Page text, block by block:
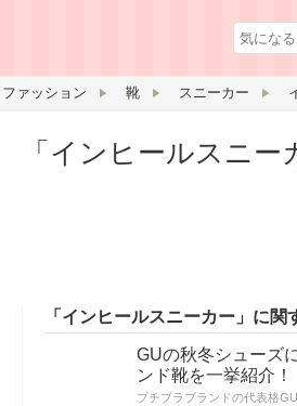
ファッション 靴 スニーカー
「インヒールスニ
「インヒールスニーカー」に
GUの秋冬シューズ
ンド靴を一挙紹介！